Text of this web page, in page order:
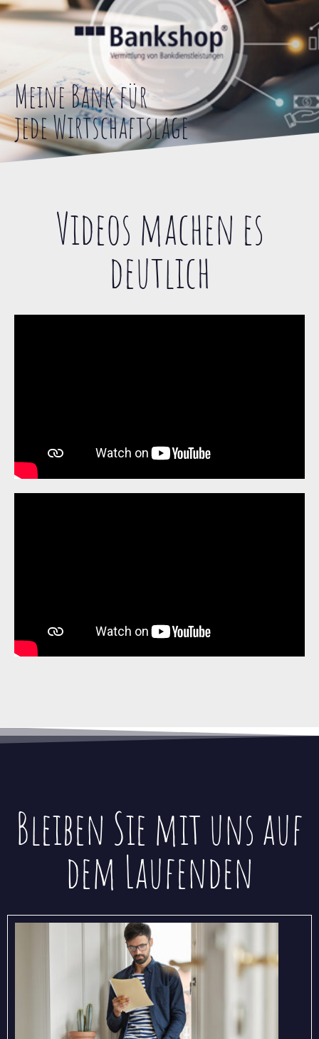
Meine Bank für
jede Wirtschaftslage
Videos machen es
deutlich
Bleiben Sie mit uns auf
dem Laufenden